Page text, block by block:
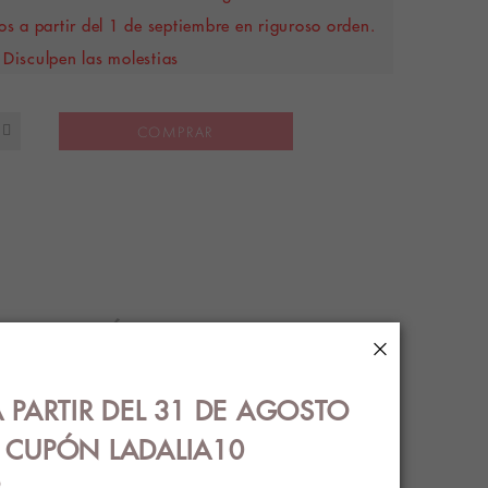
a partir del 1 de septiembre en riguroso orden.
Disculpen las molestias
COMPRAR
ENVÍOS
DEL 31 DE AGOSTO
CUPÓN LADALIA10
×